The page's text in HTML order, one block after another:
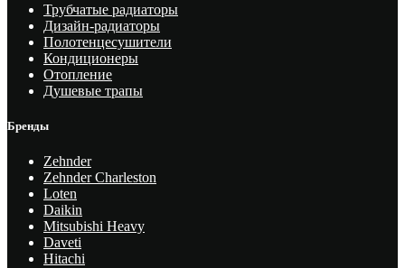
Трубчатые радиаторы
Дизайн-радиаторы
Полотенцесушители
Кондиционеры
Отопление
Душевые трапы
Бренды
Zehnder
Zehnder Charleston
Loten
Daikin
Mitsubishi Heavy
Daveti
Hitachi